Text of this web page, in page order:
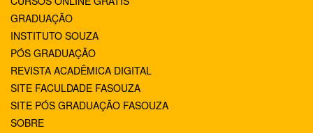
GRADUAÇÃO
INSTITUTO SOUZA
PÓS GRADUAÇÃO
REVISTA ACADÊMICA DIGITAL
SITE FACULDADE FASOUZA
SITE PÓS GRADUAÇÃO FASOUZA
SOBRE